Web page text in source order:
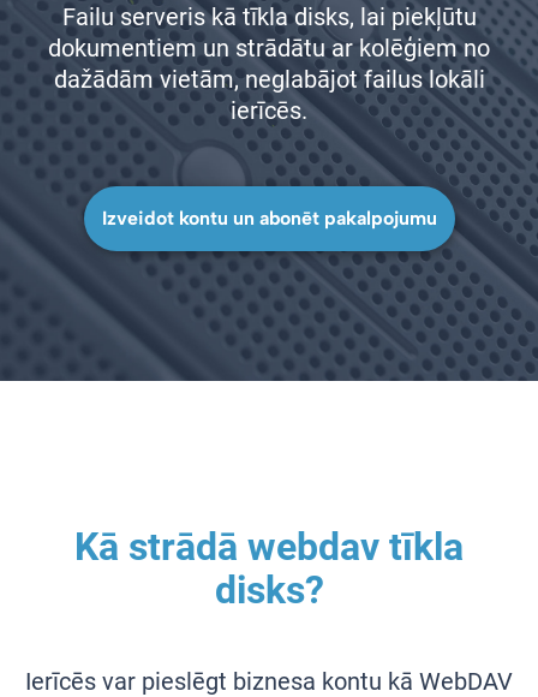
Failu serveris kā tīkla disks, lai piekļūtu
dokumentiem un strādātu ar kolēģiem no
dažādām vietām, neglabājot failus lokāli
ierīcēs.
Izveidot kontu un abonēt pakalpojumu
Kā strādā webdav tīkla
disks?
Ierīcēs var pieslēgt biznesa kontu kā WebDAV